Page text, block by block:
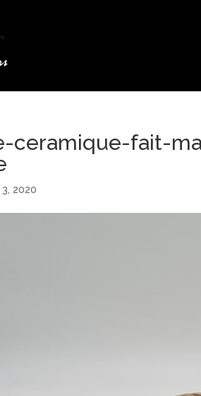
ceramique-fait-
2020